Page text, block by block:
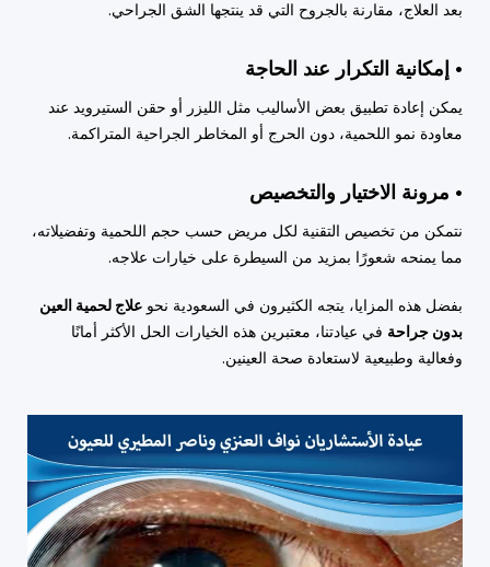
بعد العلاج، مقارنة بالجروح التي قد ينتجها الشق الجراحي.
• إمكانية التكرار عند الحاجة
يمكن إعادة تطبيق بعض الأساليب مثل الليزر أو حقن الستيرويد عند
معاودة نمو اللحمية، دون الحرج أو المخاطر الجراحية المتراكمة.
• مرونة الاختيار والتخصيص
نتمكن من تخصيص التقنية لكل مريض حسب حجم اللحمية وتفضيلاته،
مما يمنحه شعورًا بمزيد من السيطرة على خيارات علاجه.
بفضل هذه المزايا، يتجه الكثيرون في السعودية نحو علاج لحمية العين
بدون جراحة في عيادتنا، معتبرين هذه الخيارات الحل الأكثر أمانًا
وفعالية وطبيعية لاستعادة صحة العينين.